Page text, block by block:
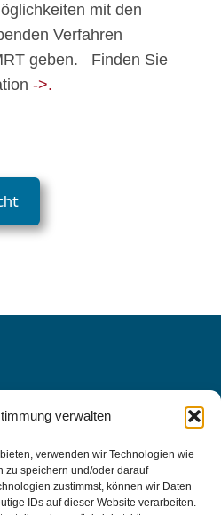
verwalten
verwenden wir Technologien wie
zu speichern und/oder darauf
zustimmst, können wir Daten
IDs auf dieser Website verarbeiten.
mit den
Verfahren
geben. Finden Sie
->.
AUF SIE, DENN
UNS AM